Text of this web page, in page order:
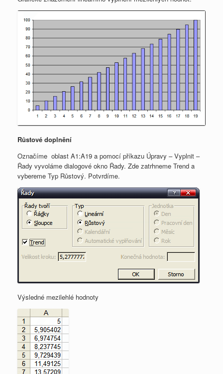
Růstové doplnění
Označíme oblast A1:A19 a pomocí příkazu Úpravy – Vyplnit –
Řady vyvoláme dialogové okno Řady. Zde zatrhneme Trend a
vybereme Typ Růstový. Potvrdíme.
Výsledné mezilehlé hodnoty